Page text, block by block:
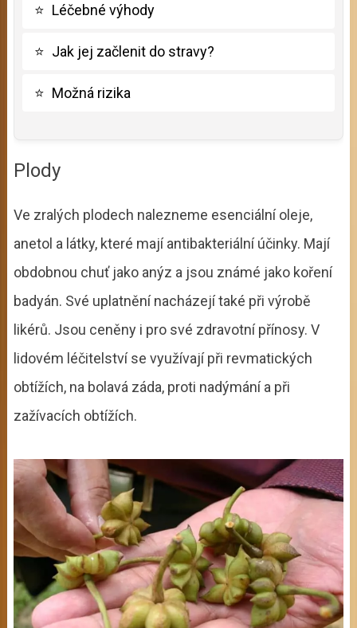
⭐ Léčebné výhody
⭐ Jak jej začlenit do stravy?
⭐ Možná rizika
Plody
Ve zralých plodech nalezneme esenciální oleje,
anetol a látky, které mají antibakteriální účinky. Mají
obdobnou chuť jako anýz a jsou známé jako koření
badyán. Své uplatnění nacházejí také při výrobě
likérů. Jsou ceněny i pro své zdravotní přínosy. V
lidovém léčitelství se využívají při revmatických
obtížích, na bolavá záda, proti nadýmání a při
zažívacích obtížích.